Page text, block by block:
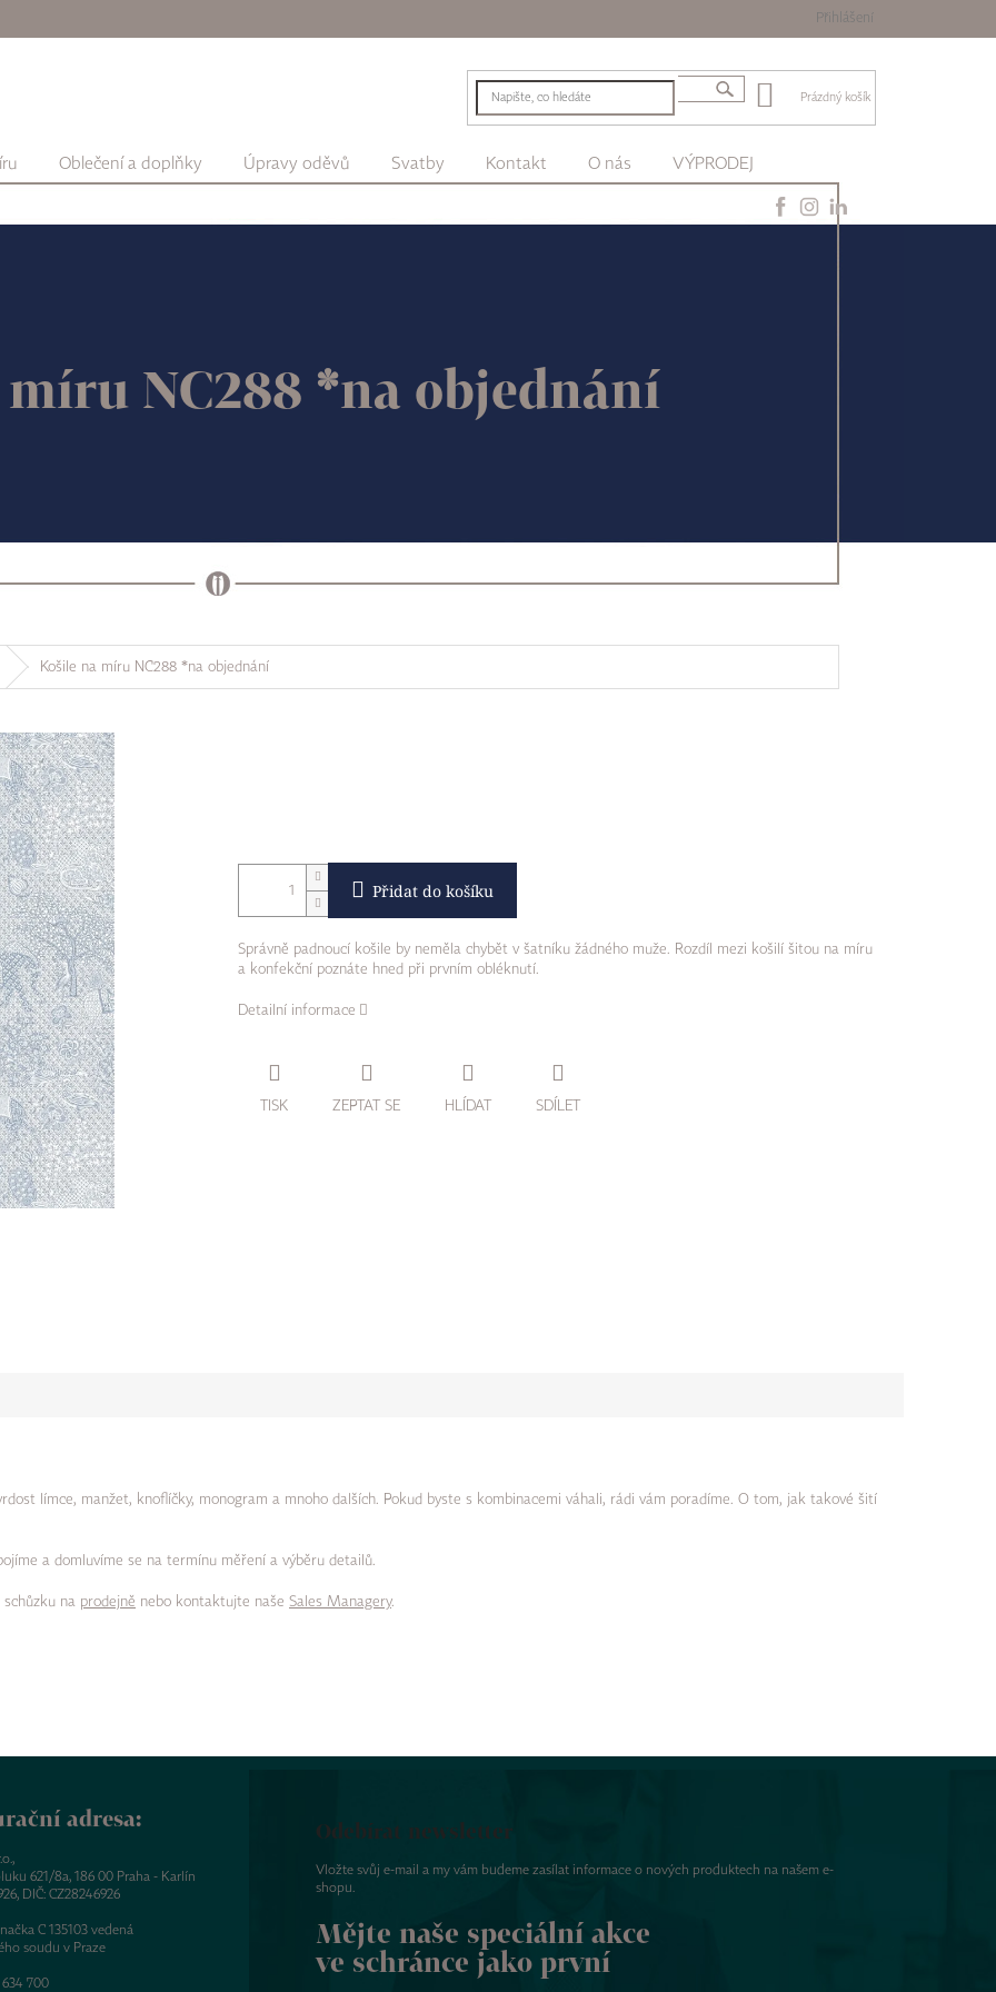
Přihlášení
Prázdný košík
Oblečení a doplňky Úpravy oděvů Svatby Kontakt O nás VÝPRODEJ
NC288 *na objednání
Košile na míru NC288 *na objednání
Přidat do košíku
Správně padnoucí košile by neměla chybět v šatníku žádného muže. Rozdíl mezi košilí šitou na míru
a konfekční poznáte hned při prvním obléknutí.
Detailní informace
TISK ZEPTAT SE HLÍDAT SDÍLET
límce, manžet, knoflíčky, monogram a mnoho dalších. Pokud byste s kombinacemi váhali, rádi vám poradíme. O tom, jak takové šití
a domluvíme se na termínu měření a výběru detailů.
na prodejně nebo kontaktujte naše Sales Managery.
adresa:
621/8a, 186 00 Praha - Karlín
DIČ: CZ28246926
C 135103 vedená
soudu v Praze
700
Odebírat newsletter
Vložte svůj e-mail a my vám budeme zasílat informace o nových produktech na našem e-
shopu.
Mějte naše speciální akce
ve schránce jako první